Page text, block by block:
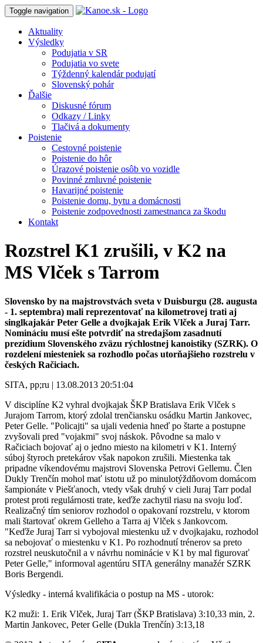
Toggle navigation
Aktuality
Výsledky
Podujatia v SR
Podujatia vo svete
Týždenný kalendár podujatí
Slovenský pohár
Ďalšie
Diskusné fórum
Odkazy / Linky
Tlačivá a dokumenty
Poistenie
Cestovné poistenie
Poistenie do hôr
Úrazové poistenie osôb vo vozidle
Povinné zmluvné poistenie
Havarijné poistenie
Poistenie domu, bytu a domácnosti
Poistenie zodpovednosti zamestnanca za škodu
Kontakt
Rozstrel K1 zrušili, v K2 na
MS Vlček s Tarrom
Slovensko by na majstrovstvách sveta v Duisburgu (28. augusta
- 1. septembra) mali reprezentovať na kilometrovej trati aj
singlkajakár Peter Gelle a dvojkajak Erik Vlček a Juraj Tarr.
Nomináciu musí ešte potvrdiť na stredajšom zasadnutí
prezídium Slovenského zväzu rýchlostnej kanoistiky (SZRK). O
rozdelení miesteniek sa rozhodlo počas utorňajšieho rozstrelu v
českých Račiciach.
SITA, pp;ru | 13.08.2013 20:51:04
V disciplíne K2 vyhral dvojkajak ŠKP Bratislava Erik Vlček s
Jurajom Tarrom, ktorý zdolal trenčiansku osádku Martin Jankovec,
Peter Gelle. "Policajti" sa ujali vedenia hneď po štarte a postupne
zvyšovali pred "vojakmi" svoj náskok. Pôvodne sa malo v
Račiciach bojovať aj o jedno miesto na kilometri v K1. Interný
súboj štyroch pretekárov však napokon zrušili. Miestenka tak
pripadne víkendovému majstrovi Slovenska Petrovi Gellemu. Člen
Dukly Trenčín mohol mať istotu už po minulotýždňovom domácom
šampionáte v Piešťanoch, vtedy však druhý v cieli Juraj Tarr podal
protest proti regulárnosti trate, keďže zachytil riasu na svoju loď.
Realizačný tím seniorov rozhodol o opakovaní rozstrelu, v ktorom
mali štartovať okrem Gelleho a Tarra aj Vlček s Jankovcom.
"Keďže Juraj Tarr si vybojoval miestenku už v dvojkajaku, rozhodol
sa nebojovať o miestenku v K1. Po rozhodnutí trénerov sa preto
rozstrel neuskutočnil a v návrhu nominácie v K1 by mal figurovať
Peter Gelle," informoval agentúru SITA generálny manažér SZRK
Boris Bergendi.
Výsledky - interná kvalifikácia o postup na MS - utorok:
K2 muži: 1. Erik Vlček, Juraj Tarr (ŠKP Bratislava) 3:10,33 min, 2.
Martin Jankovec, Peter Gelle (Dukla Trenčín) 3:13,18